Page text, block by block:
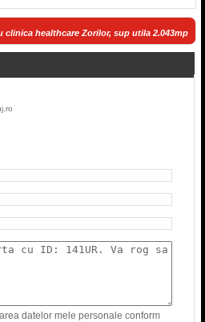
clinica healthcare Zorilor, sup utila 2.043mp
datelor mele personale conform